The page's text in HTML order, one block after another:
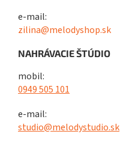
e-mail:
zilina@melodyshop.sk
NAHRÁVACIE ŠTÚDIO
mobil:
0949 505 101
e-mail:
studio@melodystudio.sk